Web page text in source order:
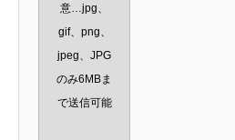
意…jpg、
gif、png、
jpeg、JPG
のみ6MBま
で送信可能